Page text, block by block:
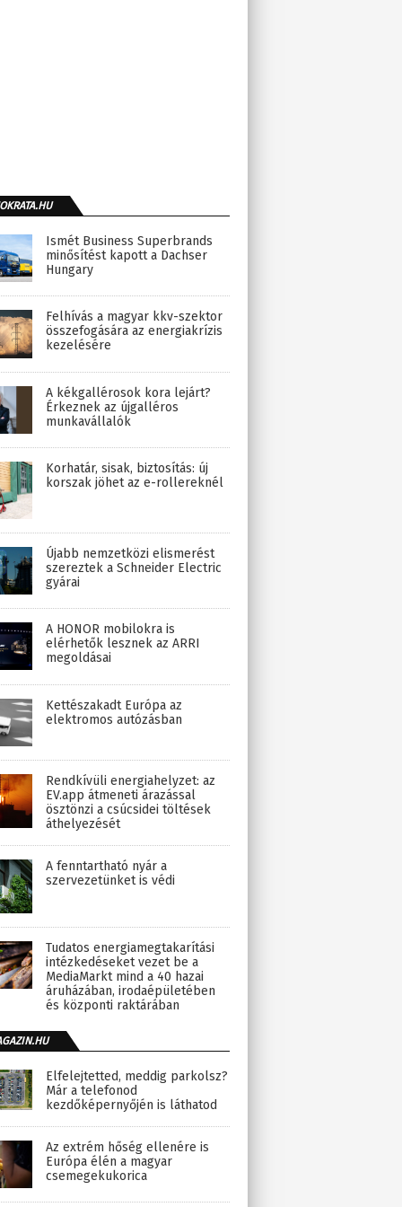
Ismét Business Superbrands
minősítést kapott a Dachser
Hungary
Felhívás a magyar kkv-szektor
összefogására az energiakrízis
kezelésére
A kékgallérosok kora lejárt?
Érkeznek az újgalléros
munkavállalók
Korhatár, sisak, biztosítás: új
korszak jöhet az e-rollereknél
Újabb nemzetközi elismerést
szereztek a Schneider Electric
gyárai
A HONOR mobilokra is
elérhetők lesznek az ARRI
megoldásai
Kettészakadt Európa az
elektromos autózásban
Rendkívüli energiahelyzet: az
EV.app átmeneti árazással
ösztönzi a csúcsidei töltések
áthelyezését
A fenntartható nyár a
szervezetünket is védi
Tudatos energiamegtakarítási
intézkedéseket vezet be a
MediaMarkt mind a 40 hazai
áruházában, irodaépületében
és központi raktárában
Elfelejtetted, meddig parkolsz?
Már a telefonod
kezdőképernyőjén is láthatod
Az extrém hőség ellenére is
Európa élén a magyar
csemegekukorica